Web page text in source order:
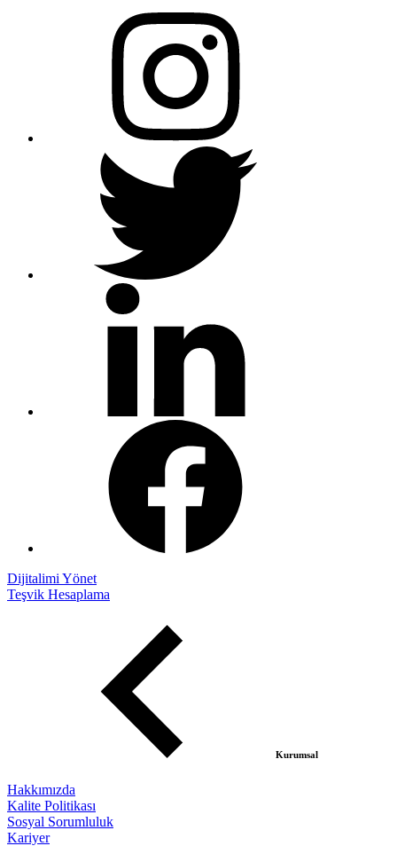
Dijitalimi Yönet
Teşvik Hesaplama
Kurumsal
Hakkımızda
Kalite Politikası
Sosyal Sorumluluk
Kariyer